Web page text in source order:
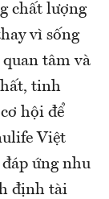
chất lượng
vì sống
tâm và
tinh
hội để
Việt
ứng nhu
định tài